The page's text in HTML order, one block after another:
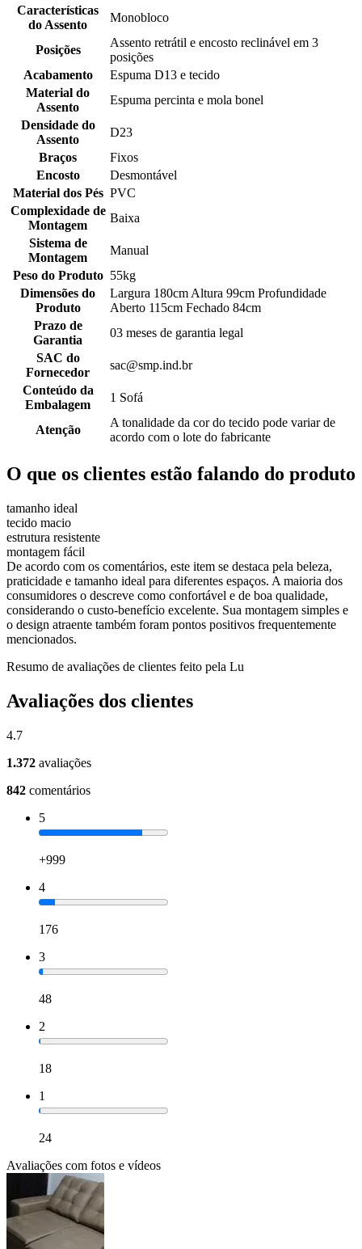
Características
do Assento
Monobloco
Posições
Assento retrátil e encosto reclinável em 3
posições
Acabamento
Espuma D13 e tecido
Material do
Assento
Espuma percinta e mola bonel
Densidade do
Assento
D23
Braços
Fixos
Encosto
Desmontável
Material dos Pés PVC
Complexidade de
Montagem
Baixa
Sistema de
Montagem
Manual
Peso do Produto 55kg
Dimensões do
Produto
Largura 180cm Altura 99cm Profundidade
Aberto 115cm Fechado 84cm
Prazo de
Garantia
03 meses de garantia legal
SAC do
Fornecedor
sac@smp.ind.br
Conteúdo da
Embalagem
1 Sofá
Atenção
A tonalidade da cor do tecido pode variar de
acordo com o lote do fabricante
O que os clientes estão falando do produto
tamanho ideal
tecido macio
estrutura resistente
montagem fácil
De acordo com os comentários, este item se destaca pela beleza,
praticidade e tamanho ideal para diferentes espaços. A maioria dos
consumidores o descreve como confortável e de boa qualidade,
considerando o custo-benefício excelente. Sua montagem simples e
o design atraente também foram pontos positivos frequentemente
mencionados.
Resumo de avaliações de clientes feito pela Lu
Avaliações dos clientes
4.7
1.372 avaliações
842 comentários
5
+999
4
176
3
48
2
18
1
24
Avaliações com fotos e vídeos